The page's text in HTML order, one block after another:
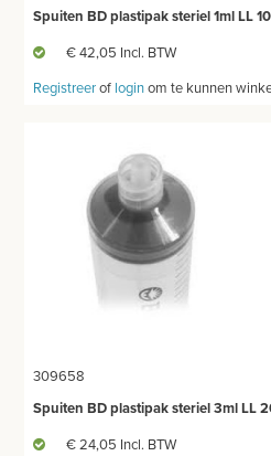
Spuiten BD plastipak steriel 1ml LL
€ 42,05 Incl. BTW
Registreerof loginom te kunnen
309658
Spuiten BD plastipak steriel 3ml LL
€ 24,05 Incl. BTW